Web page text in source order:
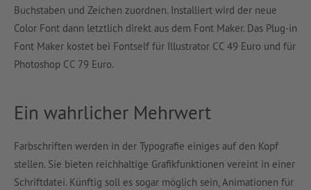
Buchstaben und Zeichen zuordnen. Installiert wird der neue
Color Font dann letztlich direkt aus dem Font Maker. Das Plug-in
Font Maker kostet bei Fontself für Illustrator CC 49 Euro und für
Photoshop CC 79 Euro.
Ein wahrlicher Mehrwert
Farbschriften werden in der Typografie einiges auf den Kopf
stellen. Sie bieten reichhaltige Grafikfunktionen vereint in einer
Schriftdatei. Künftig soll es sogar möglich sein, Animationen für